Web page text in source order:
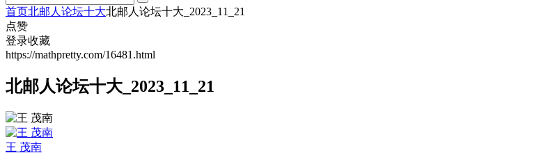
首页北邮人论坛十大北邮人论坛十大_2023_11_21
点赞
登录收藏
https://mathpretty.com/16481.html
北邮人论坛十大_2023_11_21
王 茂南